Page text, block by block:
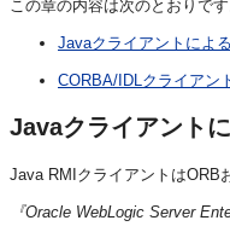
この章の内容は次のとおりです
Javaクライアントによ
CORBA/IDLクライアン
Javaクライアント
Java RMIクライアントはORB
『Oracle WebLogic Server